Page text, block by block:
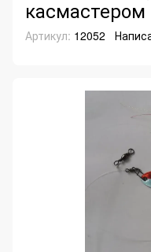
касмастером
Артикул: 12052